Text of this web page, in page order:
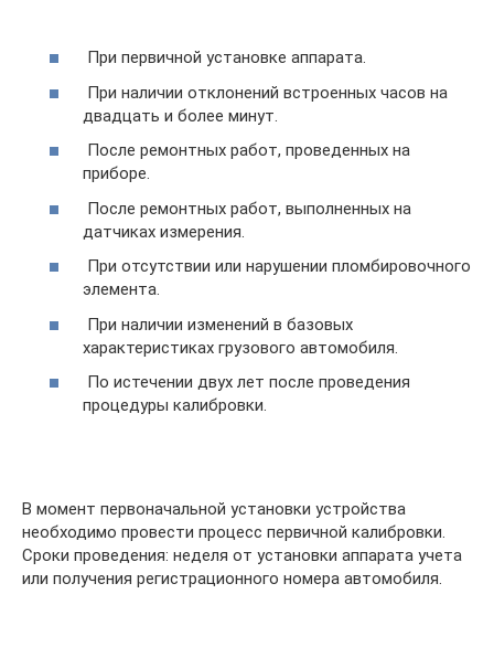
При первичной установке аппарата.
При наличии отклонений встроенных часов на
двадцать и более минут.
После ремонтных работ, проведенных на
приборе.
После ремонтных работ, выполненных на
датчиках измерения.
При отсутствии или нарушении пломбировочного
элемента.
При наличии изменений в базовых
характеристиках грузового автомобиля.
По истечении двух лет после проведения
процедуры калибровки.
В момент первоначальной установки устройства
необходимо провести процесс первичной калибровки.
Сроки проведения: неделя от установки аппарата учета
или получения регистрационного номера автомобиля.